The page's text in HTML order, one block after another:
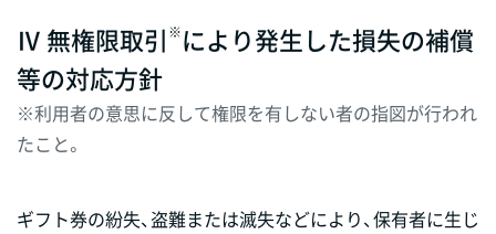
Ⅳ 無権限取引 ※により発生した損失の補償
等の対応方針
※利用者の意思に反して権限を有しない者の指図が行われ
たこと。
ギフト券の紛失、盗難または滅失などにより、保有者に生じ